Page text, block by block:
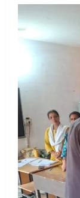
2